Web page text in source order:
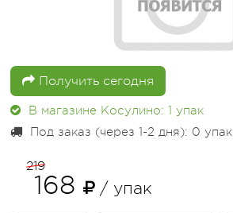
Получить сегодня
В магазине Косулино: 1упак
Под заказ (через 1-2 дня): 0упак
219
168 / упак